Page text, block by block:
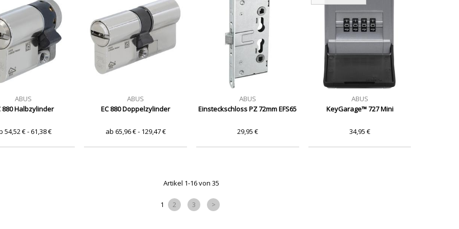
ABUS
880 Halbzylinder
54,52 € - 61,38 €
ABUS
EC 880 Doppelzylinder
ab 65,96 € - 129,47 €
ABUS
Einsteckschloss PZ 72mm EFS65
29,95 €
ABUS
KeyGarage™ 727 Mini
34,95 €
Artikel 1-16 von 35
1 2 3 >